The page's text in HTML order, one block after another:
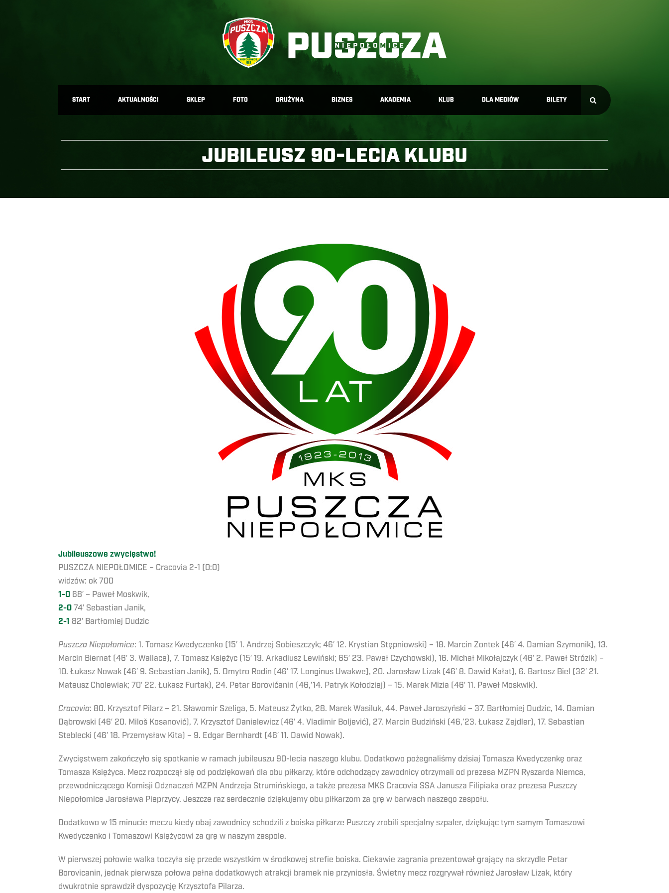
START AKTUALNOŚCI SKLEP FOTO DRUŻYNA BIZNES AKADEMIA KLUB DLA MEDIÓW BILETY
JUBILEUSZ 90-LECIA KLUBU
Jubileuszowe zwycięstwo!
PUSZCZA NIEPOŁOMICE – Cracovia 2-1 (0:0)
widzów: ok 700
1-0 68′ – Paweł Moskwik,
2-0 74′ Sebastian Janik,
2-1 82′ Bartłomiej Dudzic
Puszcza Niepołomice: 1. Tomasz Kwedyczenko (15′ 1. Andrzej Sobieszczyk; 46′ 12. Krystian Stępniowski) – 18. Marcin Zontek (46′ 4. Damian Szymonik), 13.
Marcin Biernat (46′ 3. Wallace), 7. Tomasz Księżyc (15′ 19. Arkadiusz Lewiński; 65′ 23. Paweł Czychowski), 16. Michał Mikołajczyk (46′ 2. Paweł Strózik) –
10. Łukasz Nowak (46′ 9. Sebastian Janik), 5. Dmytro Rodin (46′ 17. Longinus Uwakwe), 20. Jarosław Lizak (46′ 8. Dawid Kałat), 6. Bartosz Biel (32′ 21.
Mateusz Cholewiak; 70′ 22. Łukasz Furtak), 24. Petar Borovićanin (46,’14. Patryk Kołodziej) – 15. Marek Mizia (46′ 11. Paweł Moskwik).
Cracovia: 80. Krzysztof Pilarz – 21. Sławomir Szeliga, 5. Mateusz Żytko, 28. Marek Wasiluk, 44. Paweł Jaroszyński – 37. Bartłomiej Dudzic, 14. Damian
Dąbrowski (46′ 20. Miloš Kosanović), 7. Krzysztof Danielewicz (46′ 4. Vladimir Boljević), 27. Marcin Budziński (46,’23. Łukasz Zejdler), 17. Sebastian
Steblecki (46′ 18. Przemysław Kita) – 9. Edgar Bernhardt (46′ 11. Dawid Nowak).
Zwycięstwem zakończyło się spotkanie w ramach jubileuszu 90-lecia naszego klubu. Dodatkowo pożegnaliśmy dzisiaj Tomasza Kwedyczenkę oraz
Tomasza Księżyca. Mecz rozpoczął się od podziękowań dla obu piłkarzy, które odchodzący zawodnicy otrzymali od prezesa MZPN Ryszarda Niemca,
przewodniczącego Komisji Odznaczeń MZPN Andrzeja Strumińskiego, a także prezesa MKS Cracovia SSA Janusza Filipiaka oraz prezesa Puszczy
Niepołomice Jarosława Pieprzycy. Jeszcze raz serdecznie dziękujemy obu piłkarzom za grę w barwach naszego zespołu.
Dodatkowo w 15 minucie meczu kiedy obaj zawodnicy schodzili z boiska piłkarze Puszczy zrobili specjalny szpaler, dziękując tym samym Tomaszowi
Kwedyczenko i Tomaszowi Księżycowi za grę w naszym zespole.
W pierwszej połowie walka toczyła się przede wszystkim w środkowej strefie boiska. Ciekawie zagrania prezentował grający na skrzydle Petar
Borovicanin, jednak pierwsza połowa pełna dodatkowych atrakcji bramek nie przyniosła. Świetny mecz rozgrywał również Jarosław Lizak, który
dwukrotnie sprawdził dyspozycję Krzysztofa Pilarza.